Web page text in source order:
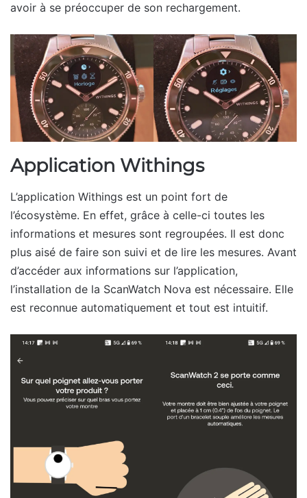
avoir à se préoccuper de son rechargement.
Application Withings
L’application Withings est un point fort de
l’écosystème. En effet, grâce à celle-ci toutes les
informations et mesures sont regroupées. Il est donc
plus aisé de faire son suivi et de lire les mesures. Avant
d’accéder aux informations sur l’application,
l’installation de la ScanWatch Nova est nécessaire. Elle
est reconnue automatiquement et tout est intuitif.